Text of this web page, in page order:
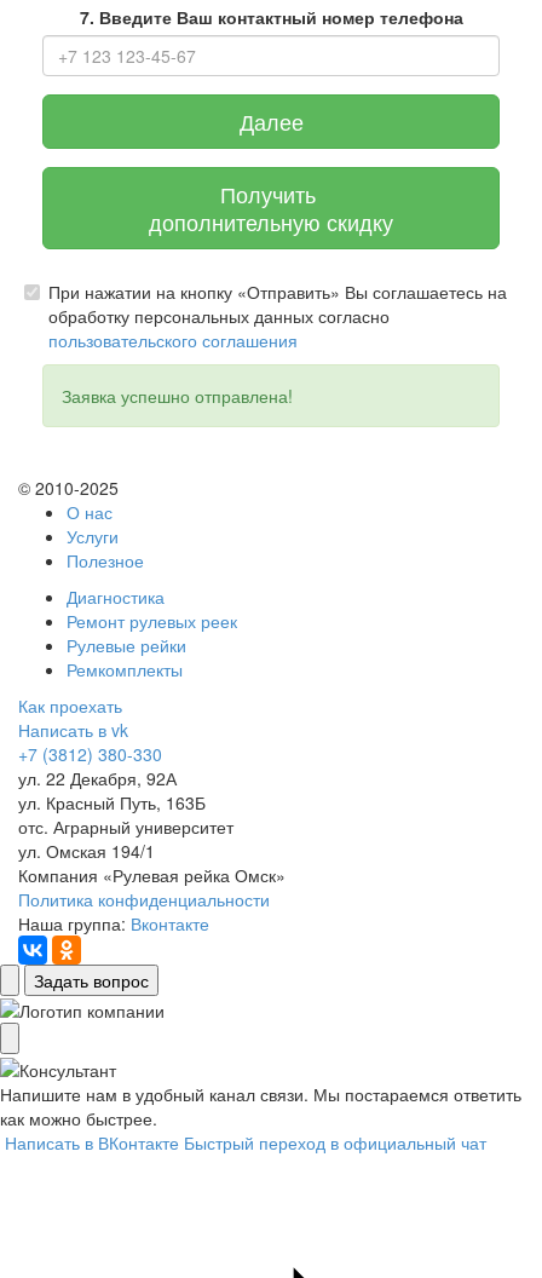
7. Введите Ваш контактный номер телефона
Далее
Получить
дополнительную скидку
При нажатии на кнопку «Отправить» Вы соглашаетесь на
обработку персональных данных согласно
пользовательского соглашения
Заявка успешно отправлена!
© 2010-2025
О нас
Услуги
Полезное
Диагностика
Ремонт рулевых реек
Рулевые рейки
Ремкомплекты
Как проехать
Написать в vk
+7 (3812) 380-330
ул. 22 Декабря, 92А
ул. Красный Путь, 163Б
отс. Аграрный университет
ул. Омская 194/1
Компания «Рулевая рейка Омск»
Политика конфиденциальности
Наша группа: Вконтакте
Задать вопрос
Напишите нам в удобный канал связи. Мы постараемся ответить
как можно быстрее.
Написать в ВКонтакте Быстрый переход в официальный чат